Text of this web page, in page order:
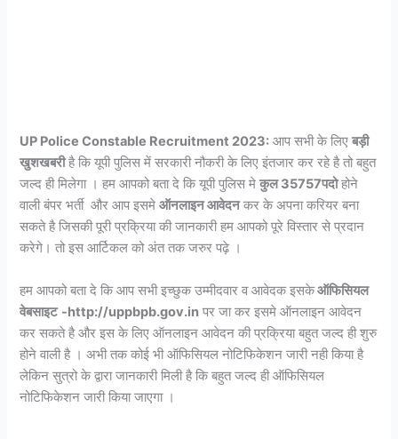
UP Police Constable Recruitment 2023: आप सभी के लिएबड़ी
खुशखबरीहै कि यूपी पुलिस में सरकारी नौकरी के लिए इंतजार कर रहे है तो बहुत
जल्द ही मिलेगा । हम आपको बता दे कि यूपी पुलिस मेकुल 35757पदोहोने
वाली बंपर भर्ती और आप इसमेऑनलाइन आवेदनकर के अपना करियर बना
सकते है जिसकी पूरी प्रक्रिया की जानकारी हम आपको पूरे विस्तार से प्रदान
करेगे। तो इस आर्टिकल को अंत तक जरुर पढ़े ।
हम आपको बता दे कि आप सभी इच्छुक उम्मीदवार व आवेदक इसकेऑफिसियल
वेबसाइट -http://uppbpb.gov.in पर जा कर इसमे ऑनलाइन आवेदन
कर सकते है और इस के लिए ऑनलाइन आवेदन की प्रक्रिया बहुत जल्द ही शुरु
होने वाली है । अभी तक कोई भी ऑफिसियल नोटिफिकेशन जारी नही किया है
लेकिन सुत्रो के द्वारा जानकारी मिली है कि बहुत जल्द ही ऑफिसियल
नोटिफिकेशन जारी किया जाएगा ।